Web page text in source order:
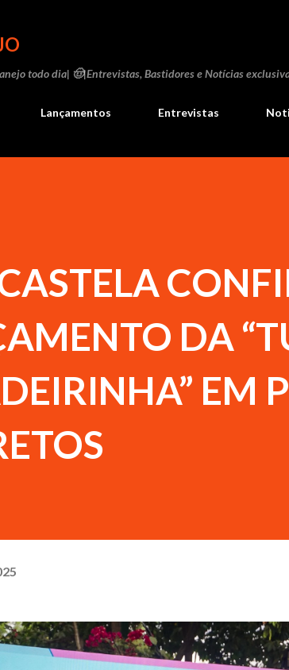
todo dia| 🤠|Entrevistas, Bastidores e Notícias
Lançamentos Entrevistas
DA
EM